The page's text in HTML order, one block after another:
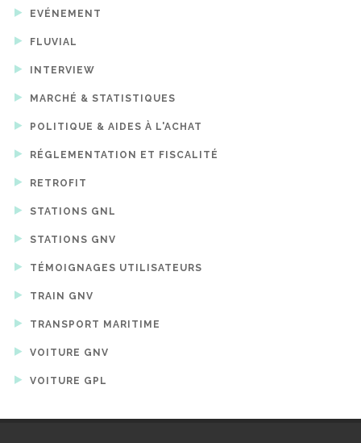
EVÉNEMENT
FLUVIAL
INTERVIEW
MARCHÉ & STATISTIQUES
POLITIQUE & AIDES À L'ACHAT
RÉGLEMENTATION ET FISCALITÉ
RETROFIT
STATIONS GNL
STATIONS GNV
TÉMOIGNAGES UTILISATEURS
TRAIN GNV
TRANSPORT MARITIME
VOITURE GNV
VOITURE GPL